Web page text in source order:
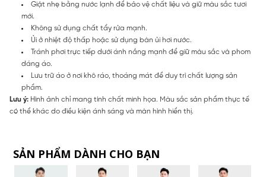
Giặt nhẹ bằng nước lạnh để bảo vệ chất liệu và giữ màu sắc tươi
mới.
Không sử dụng chất tẩy rửa mạnh.
Ủi ở nhiệt độ thấp hoặc sử dụng bàn ủi hơi nước.
Tránh phơi trực tiếp dưới ánh nắng mạnh để giữ màu sắc và phom
dáng áo.
Lưu trữ áo ở nơi khô ráo, thoáng mát để duy trì chất lượng sản
phẩm.
Lưu ý: Hình ảnh chỉ mang tính chất minh họa. Màu sắc sản phẩm thực tế
có thể khác do điều kiện ánh sáng và màn hình hiển thị.
SẢN PHẨM DÀNH CHO BẠN